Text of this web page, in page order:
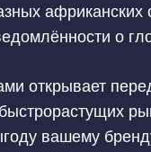
о
открывает
вашему